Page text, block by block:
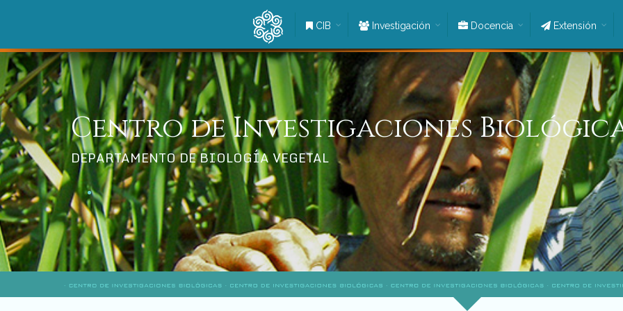
CIB Investigación Docencia Extensión
Centro de Investigaciones
DEPARTAMENTO DE BIOLOGÍA VEGETAL